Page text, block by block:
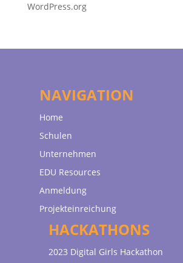
WordPress.org
NAVIGATION
Home
Schulen
Unternehmen
EDU Resources
Anmeldung
Projekteinreichung
HACKATHONS
2023 Digital Girls Hackathon